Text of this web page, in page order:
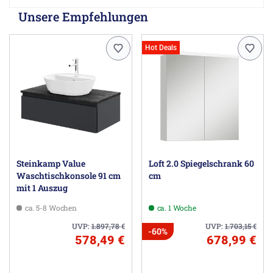
Unsere Empfehlungen
Steinkamp Value
Waschtischkonsole 91 cm
mit 1 Auszug
ca. 5-8 Wochen
UVP:1.897,78€
578,49 €
Hot Deals
Loft 2.0 Spiegelschrank 60
cm
ca. 1 Woche
UVP:1.703,15€
-60%
678,99 €